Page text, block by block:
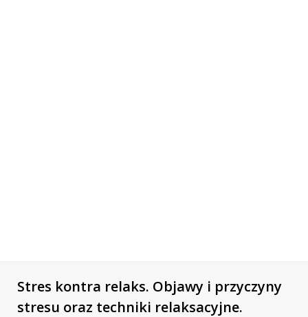
Stres kontra relaks. Objawy i przyczyny
stresu oraz techniki relaksacyjne.